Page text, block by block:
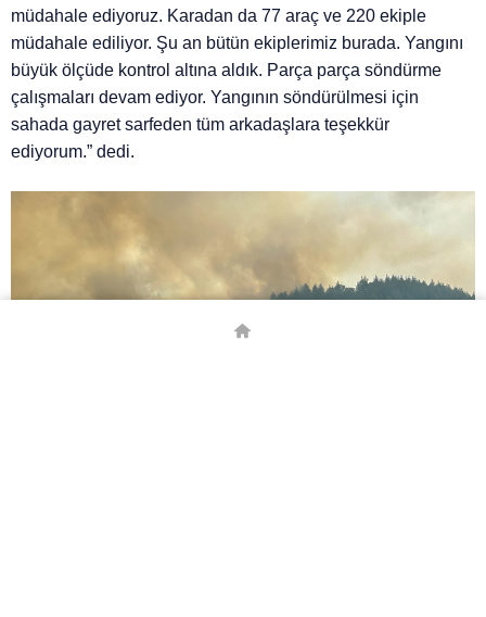
müdahale ediyoruz. Karadan da 77 araç ve 220 ekiple
müdahale ediliyor. Şu an bütün ekiplerimiz burada. Yangını
büyük ölçüde kontrol altına aldık. Parça parça söndürme
çalışmaları devam ediyor. Yangının söndürülmesi için
sahada gayret sarfeden tüm arkadaşlara teşekkür
ediyorum.” dedi.